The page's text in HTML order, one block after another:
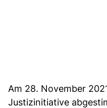
Am 28. November
Justizinitiative